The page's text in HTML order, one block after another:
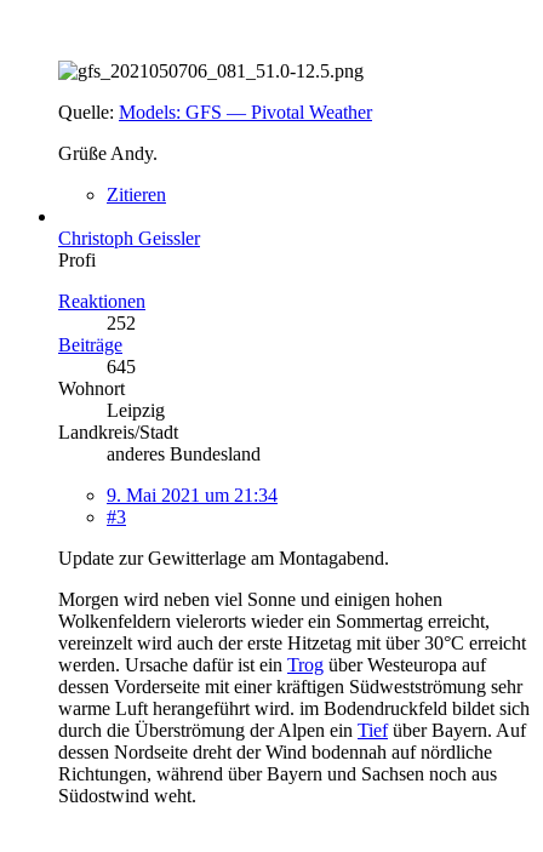
Quelle: Models: GFS — Pivotal Weather
Grüße Andy.
Zitieren
Christoph Geissler
Profi
Reaktionen
252
Beiträge
645
Wohnort
Leipzig
Landkreis/Stadt
anderes Bundesland
9. Mai 2021 um 21:34
#3
Update zur Gewitterlage am Montagabend.
Morgen wird neben viel Sonne und einigen hohen
Wolkenfeldern vielerorts wieder ein Sommertag erreicht,
vereinzelt wird auch der erste Hitzetag mit über 30°C erreicht
werden. Ursache dafür ist ein Trog über Westeuropa auf
dessen Vorderseite mit einer kräftigen Südwestströmung sehr
warme Luft herangeführt wird. im Bodendruckfeld bildet sich
durch die Überströmung der Alpen ein Tiefüber Bayern. Auf
dessen Nordseite dreht der Wind bodennah auf nördliche
Richtungen, während über Bayern und Sachsen noch aus
Südostwind weht.